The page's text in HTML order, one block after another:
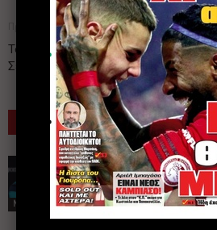
Προηγούμενο άρθρο
Το διπλό (απατηλό) όνειρο των
Σέρβων
ΠΑΡΟΜΟΙΑ ΑΡΘΡΑ
NEWS
«Με
καλά»